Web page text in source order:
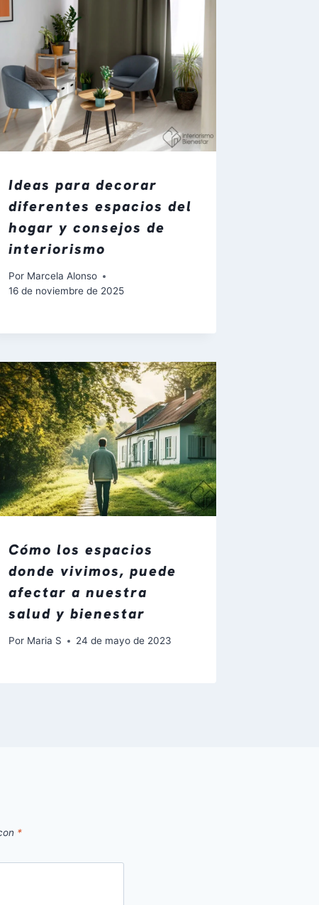
Ideas para decorar
diferentes espacios del
hogar y consejos de
interiorismo
Por Marcela Alonso
16 de noviembre de 2025
Cómo los espacios
donde vivimos, puede
afectar a nuestra
salud y bienestar
Por Maria S 24 de mayo de 2023
*